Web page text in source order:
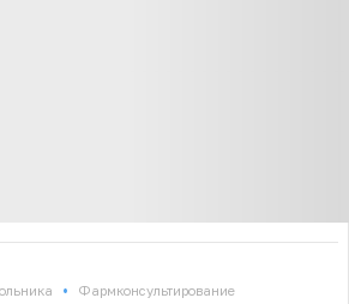
• Фармконсультирование